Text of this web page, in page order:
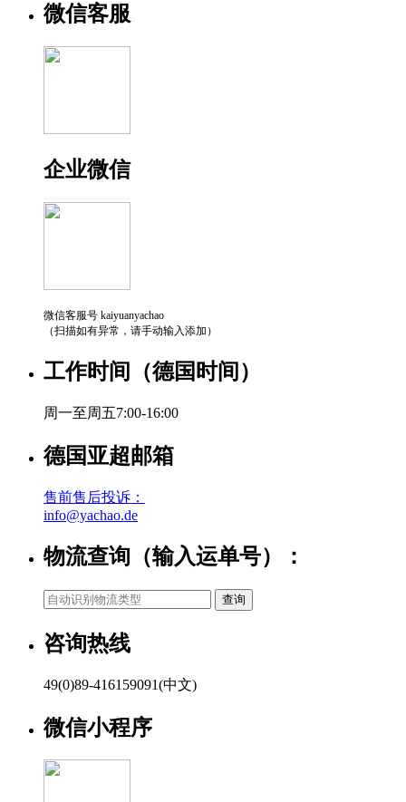
微信客服
企业微信
微信客服号 kaiyuanyachao
（扫描如有异常，请手动输入添加）
工作时间（德国时间）
周一至周五7:00-16:00
德国亚超邮箱
售前售后投诉：
info@yachao.de
物流查询（输入运单号）：
咨询热线
49(0)89-416159091(中文)
微信小程序